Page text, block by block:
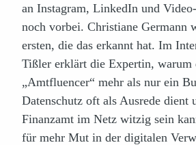
an Instagram, LinkedIn und
noch vorbei. Christiane Germann
ersten, die das erkannt hat. Im
Tißler erklärt die Expertin,
„Amtfluencer“ mehr als nur ein
Datenschutz oft als Ausrede dient
Finanzamt im Netz witzig sein
für mehr Mut in der digitalen